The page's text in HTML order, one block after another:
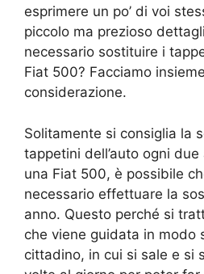
esprimere un po’ di voi
piccolo ma prezioso
necessario sostituire i
Fiat 500? Facciamo
considerazione.
Solitamente si consiglia la
tappetini dell’auto ogni
una Fiat 500, è possibile
necessario effettuare la
anno. Questo perché si
che viene guidata in modo
cittadino, in cui si sale e si